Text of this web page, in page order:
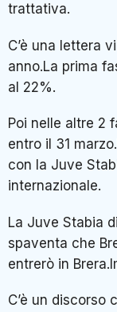
trattativa.
C’è una lettera
anno.La prima
al 22%.
Poi nelle altre 2
entro il 31
con la Juve
internazionale.
La Juve Stabia
spaventa che
entrerò in
C’è un discorso